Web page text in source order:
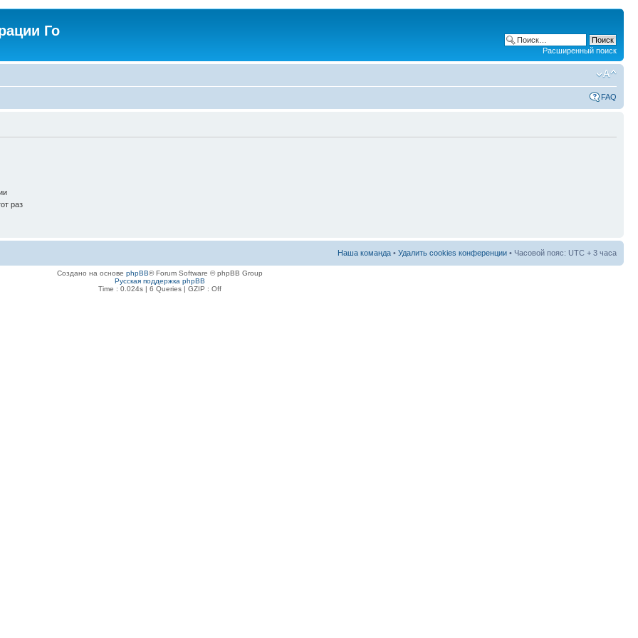
Го
Расширенный поиск
FAQ
раз
Наша команда • Удалить cookies конференции • Часовой пояс: UTC + 3 часа
Создано на основе phpBB® Forum Software © phpBB Group
Русская поддержка phpBB
Time : 0.024s | 6 Queries | GZIP : Off